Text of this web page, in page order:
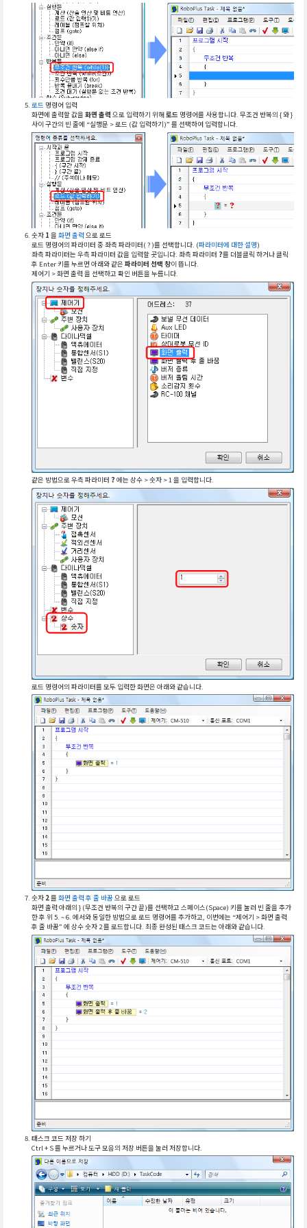
로드 명령어 입력
화면에 출력할 값을화면 출력 으로 입력하기 위해로드 명령어를 사용합니다. 무조건 반복의 { 와 }
사이 구간의 빈 줄에 “실행문 > 로드 (값 입력하기)” 를 선택하여 입력합니다.
숫자 1 을화면 출력으로 로드
로드 명령어의 파라미터 중 좌측 파라미터( ? )를 선택합니다. (파라미터에 대한 설명)
좌측 파라미터는 우측 파라미터 값을 입력할 곳입니다. 좌측 파라미터 ?를 더블클릭 하거나 클릭
후 Enter 키를 누르면 아래와 같은파라미터 선택 창이 뜹니다.
제어기 > 화면 출력 을 선택하고 확인 버튼을 누릅니다.
같은 방법으로 우측 파라미터 ? 에는 상수 > 숫자 > 1 을 입력합니다.
로드 명령어의 파라미터를 모두 입력한 화면은 아래와 같습니다.
숫자 2를화면 출력 후 줄 바꿈으로 로드
화면 출력 아래의 } (무조건 반복의 구간 끝)를 선택하고 스페이스(Space) 키를 눌러 빈 줄을 추가
한 후 위 5. ~ 6. 에서와 동일한 방법으로 로드 명령어를 추가하고, 이번에는 “제어기 > 화면 출력
후 줄 바꿈” 에 상수 숫자 2 를 로드합니다. 최종 완성된 태스크 코드는 아래와 같습니다.
태스크 코드 저장 하기
Ctrl + S 를 누르거나 도구 모음의 저장 버튼을 눌러 저장합니다.